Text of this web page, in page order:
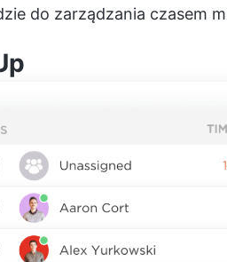
do zarządzania czasem